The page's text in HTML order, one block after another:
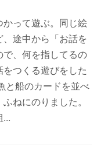
って遊ぶ。同じ絵
途中から「お話を
、何を指してるの
つくる遊びをした
と船のカードを並べ
ねにのりました。